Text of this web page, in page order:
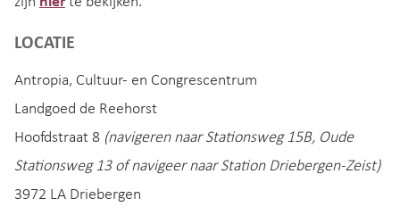
LOCATIE
Antropia, Cultuur- en Congrescentrum
Landgoed de Reehorst
Hoofdstraat 8 (navigeren naar Stationsweg 15B, Oude
Stationsweg 13 of navigeer naar Station Driebergen-Zeist)
3972 LA Driebergen